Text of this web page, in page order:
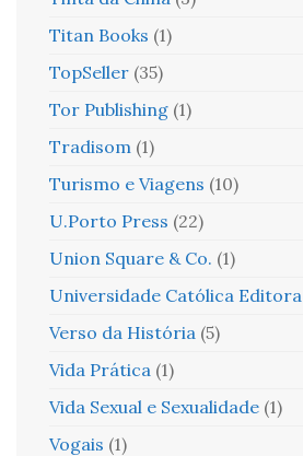
Titan Books (1)
TopSeller (35)
Tor Publishing (1)
Tradisom (1)
Turismo e Viagens (10)
U.Porto Press (22)
Union Square & Co. (1)
Universidade Católica Editora
Verso da História (5)
Vida Prática (1)
Vida Sexual e Sexualidade (1)
Vogais (1)